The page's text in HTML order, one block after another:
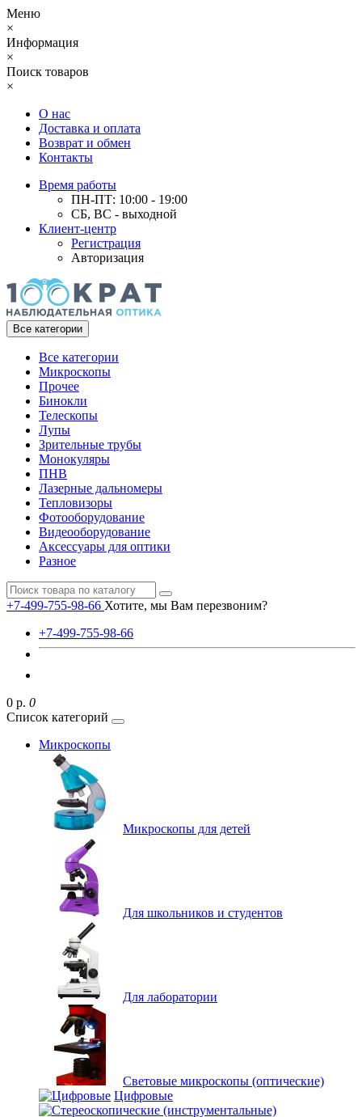
Меню
×
Информация
×
Поиск товаров
×
О нас
Доставка и оплата
Возврат и обмен
Контакты
Время работы
ПН-ПТ: 10:00 - 19:00
СБ, ВС - выходной
Клиент-центр
Регистрация
Авторизация
Все категории
Все категории
Микроскопы
Прочее
Бинокли
Телескопы
Лупы
Зрительные трубы
Монокуляры
ПНВ
Лазерные дальномеры
Тепловизоры
Фотооборудование
Видеооборудование
Аксессуары для оптики
Разное
+7-499-755-98-66 Хотите, мы Вам перезвоним?
+7-499-755-98-66
0 р. 0
Список категорий
Микроскопы
Микроскопы для детей
Для школьников и студентов
Для лаборатории
Световые микроскопы (оптические)
Цифровые